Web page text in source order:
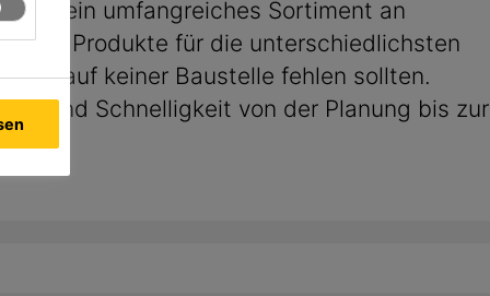
ein umfangreiches Sortiment an
über Produkte für die unterschiedlichsten
die auf keiner Baustelle fehlen sollten.
und Schnelligkeit von der Planung bis zur